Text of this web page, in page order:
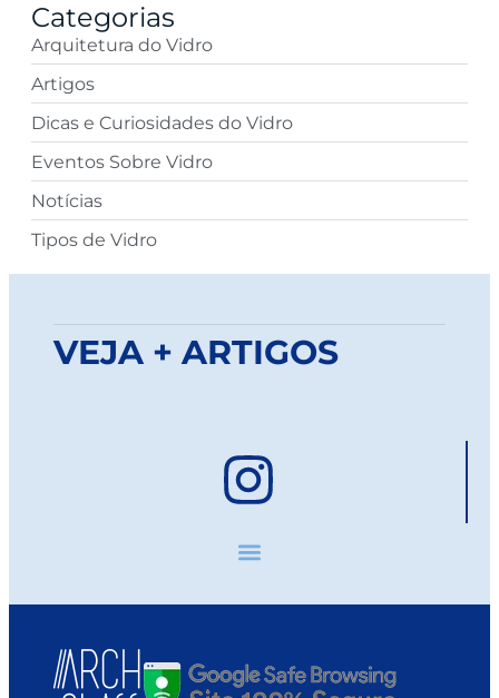
Categorias
Arquitetura do Vidro
Artigos
Dicas e Curiosidades do Vidro
Eventos Sobre Vidro
Notícias
Tipos de Vidro
VEJA + ARTIGOS